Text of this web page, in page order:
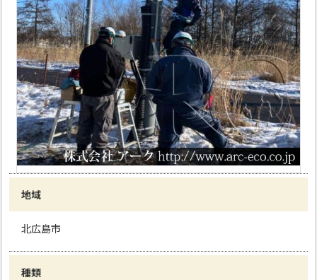
地域
北広島市
種類